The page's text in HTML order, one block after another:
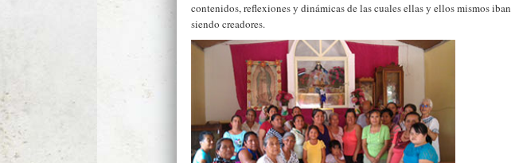
contenidos, reflexiones y dinámicas de las cuales ellas y ellos mismos iban
siendo creadores.